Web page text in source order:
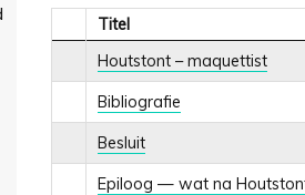
Titel
Houtstont – maquettist
Bibliografie
Besluit
Epiloog — wat na